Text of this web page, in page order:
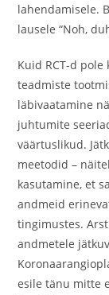
lahendamisele.
lausele “Noh,
Kuid RCT-d
teadmiste
läbivaatamine
juhtumite
väärtuslikud.
meetodid –
kasutamine, et
andmeid
tingimustes.
andmetele
esile tänu mitte